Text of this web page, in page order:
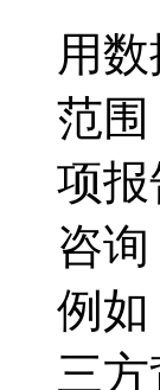
用
范
项
咨询
例
三